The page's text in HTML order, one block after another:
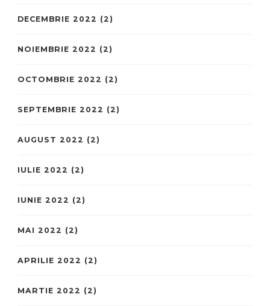
DECEMBRIE 2022 (2)
NOIEMBRIE 2022 (2)
OCTOMBRIE 2022 (2)
SEPTEMBRIE 2022 (2)
AUGUST 2022 (2)
IULIE 2022 (2)
IUNIE 2022 (2)
MAI 2022 (2)
APRILIE 2022 (2)
MARTIE 2022 (2)